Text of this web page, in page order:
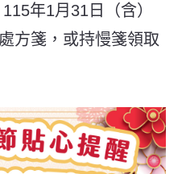
115年1月31日（含）
方箋，或持慢箋領取